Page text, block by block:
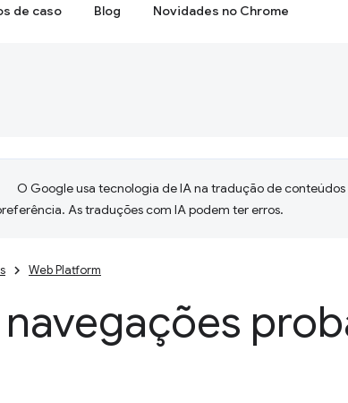
de caso Blog Novidades no Chrome
O Google usa tecnologia de IA na tradução de conteúdos
As traduções com IA podem ter erros.
Web Platform